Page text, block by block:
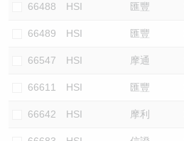
66488 HSI 匯豐
66489 HSI 匯豐
66547 HSI 摩通
66611 HSI 匯豐
66642 HSI 摩利